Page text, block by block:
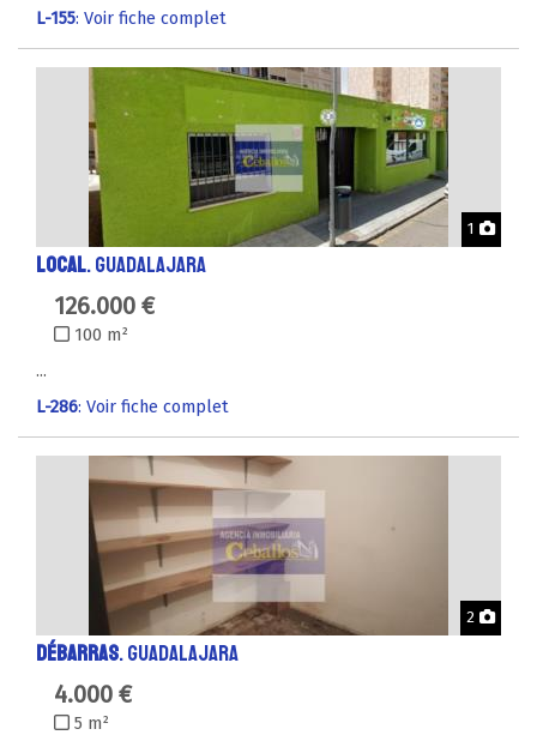
L-155: Voir fiche complet
1
LOCAL. GUADALAJARA
126.000 €
100 m²
...
L-286: Voir fiche complet
2
DÉBARRAS. GUADALAJARA
4.000 €
5 m²